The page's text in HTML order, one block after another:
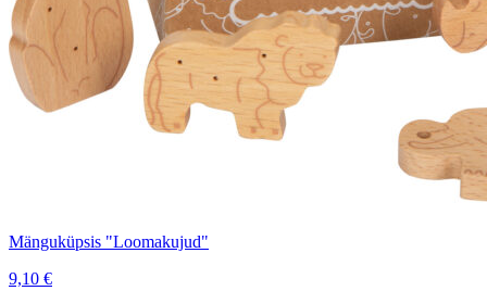
Mänguküpsis "Loomakujud"
9,10 €